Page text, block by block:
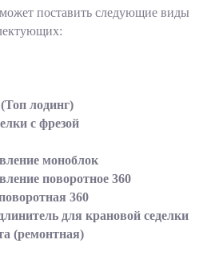
поставить следующие виды
лодинг)
с фрезой
моноблок
поворотное 360
360
для крановой седелки
(ремонтная)